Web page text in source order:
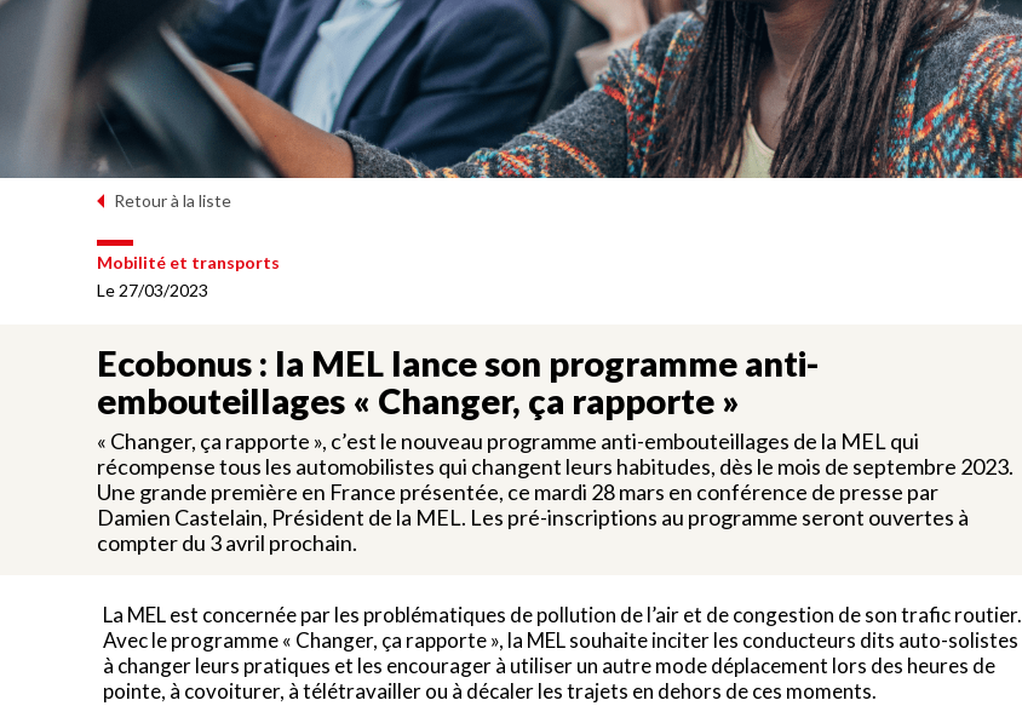
Retour à la liste
Mobilité et transports
Le 27/03/2023
Ecobonus : la MEL lance son programme anti-
embouteillages « Changer, ça rapporte »
« Changer, ça rapporte », c’est le nouveau programme anti-embouteillages de la MEL qui
récompense tous les automobilistes qui changent leurs habitudes, dès le mois de septembre 2023.
Une grande première en France présentée, ce mardi 28 mars en conférence de presse par
Damien Castelain, Président de la MEL. Les pré-inscriptions au programme seront ouvertes à
compter du 3 avril prochain.
La MEL est concernée par les problématiques de pollution de l’air et de congestion de son trafic routier.
Avec le programme « Changer, ça rapporte », la MEL souhaite inciter les conducteurs dits auto-solistes
à changer leurs pratiques et les encourager à utiliser un autre mode déplacement lors des heures de
pointe, à covoiturer, à télétravailler ou à décaler les trajets en dehors de ces moments.